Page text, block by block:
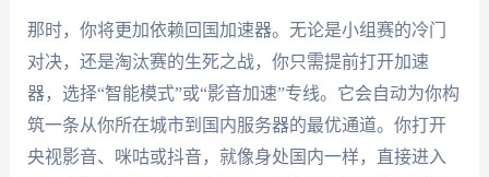
那时，你将更加依赖回国加速器。无论是小组赛的冷门
对决，还是淘汰赛的生死之战，你只需提前打开加速
器，选择“智能模式”或“影音加速”专线。它会自动为你构
筑一条从你所在城市到国内服务器的最优通道。你打开
央视影音、咪咕或抖音，就像身处国内一样，直接进入